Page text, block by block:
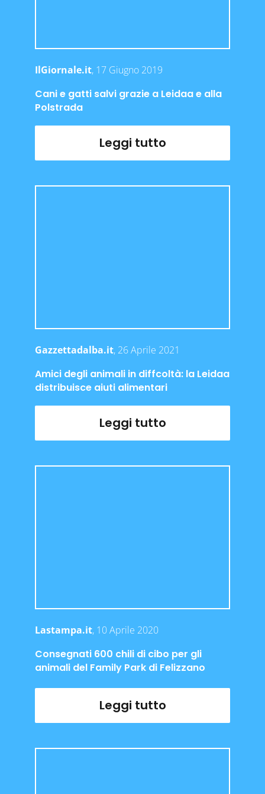
IlGiornale.it, 17 Giugno 2019
Cani e gatti salvi grazie a Leidaa e alla
Polstrada
Leggi tutto
Gazzettadalba.it, 26 Aprile 2021
Amici degli animali in diffcoltà: la Leidaa
distribuisce aiuti alimentari
Leggi tutto
Lastampa.it, 10 Aprile 2020
Consegnati 600 chili di cibo per gli
animali del Family Park di Felizzano
Leggi tutto